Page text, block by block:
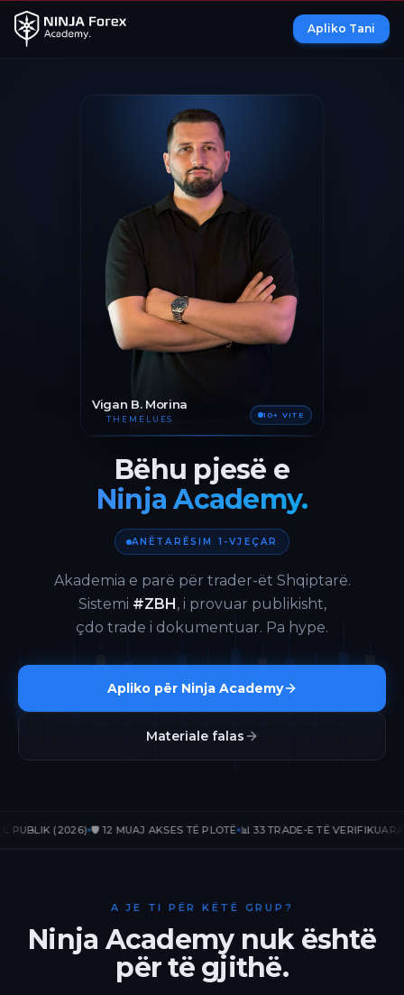
Apliko Tani
Vigan B. Morina
THEMELUES 10+ VITE
Bëhu pjesë e
Ninja Academy.
ANËTARËSIM 1-VJEÇAR
Akademia e parë për trader-ët Shqiptarë.
Sistemi #ZBH, i provuar publikisht,
çdo trade i dokumentuar. Pa hype.
Apliko për Ninja Academy
Materiale falas
(2026) 🛡️ 12 MUAJ AKSES TË PLOTË 📊 33 TRADE-E TË VERIFIKUARA 📈
A JE TI PËR KËTË GRUP?
Ninja Academy nuk është
për të gjithë.